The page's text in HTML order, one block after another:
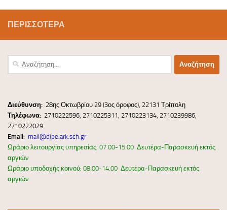
ΠΕΡΙΣΣΌΤΕΡΑ
Αναζήτηση
Διεύθυνση: 28ης Οκτωβρίου 29 (3ος όροφος), 22131 Τρίπολη
Τηλέφωνα: 2710222596, 2710225311, 2710223134, 2710239986,
2710222029
Email: mail@dipe.ark.sch.gr
Ωράριο λειτουργίας υπηρεσίας: 07.00-15.00 Δευτέρα-Παρασκευή εκτός
αργιών
Ωράριο υποδοχής κοινού: 08.00-14.00 Δευτέρα-Παρασκευή εκτός
αργιών